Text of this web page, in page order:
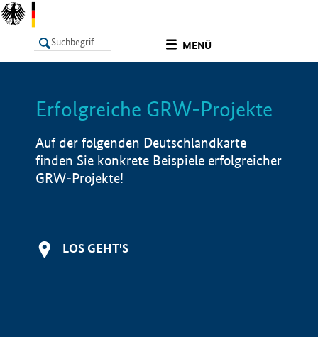
MENÜ
LISTE Info
Erfolgreiche GRW-Projekte
Auf der folgenden Deutschlandkarte
finden Sie konkrete Beispiele erfolgreicher
GRW-Projekte!
LOS GEHT'S